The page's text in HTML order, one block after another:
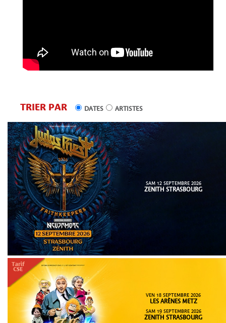
TRIER PAR DATES ARTISTES
SAM 12 SEPTEMBRE 2026
ZENITH STRASBOURG
VEN 18 SEPTEMBRE 2026
LES ARÈNES METZ
SAM 19 SEPTEMBRE 2026
ZENITH STRASBOURG